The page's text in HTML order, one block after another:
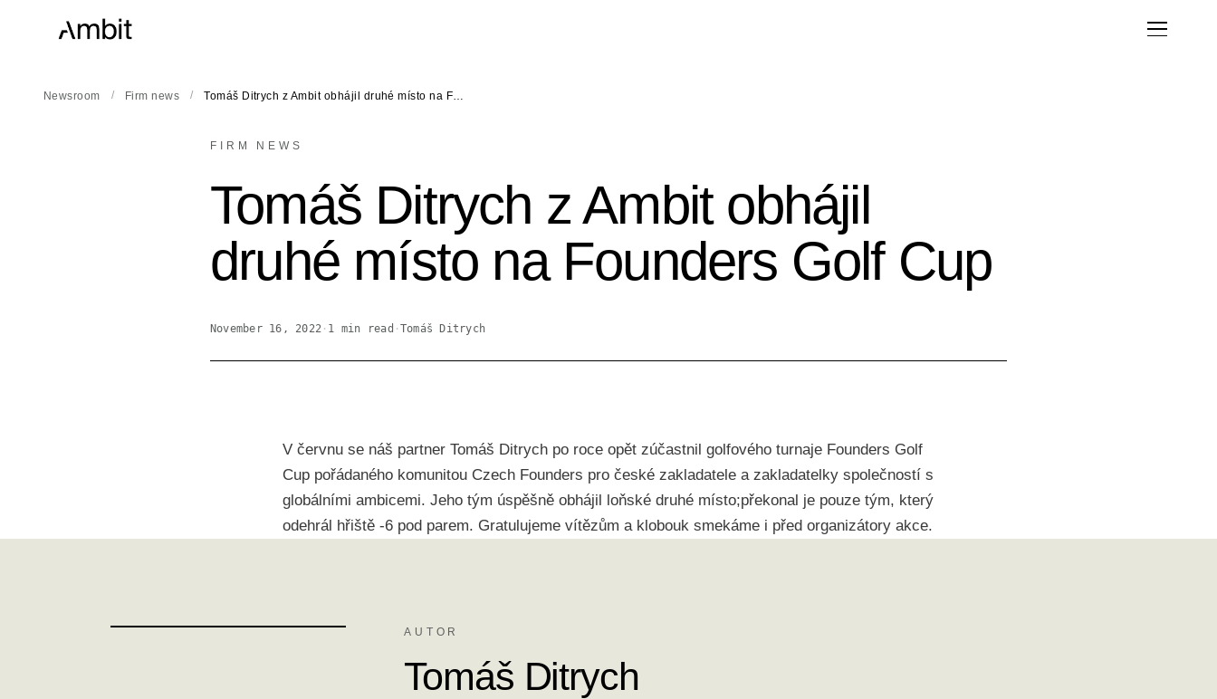
Newsroom / Firm news / Tomáš Ditrych z Ambit obhájil druhé místo na F…
FIRM NEWS
Tomáš Ditrych z Ambit obhájil
druhé místo na Founders Golf Cup
November 16, 2022 · 1 min read ·Tomáš Ditrych
V červnu se náš partner Tomáš Ditrych po roce opět zúčastnil golfového turnaje Founders Golf
Cup pořádaného komunitou Czech Founders pro české zakladatele a zakladatelky společností s
globálními ambicemi. Jeho tým úspěšně obhájil loňské druhé místo;překonal je pouze tým, který
odehrál hřiště -6 pod parem. Gratulujeme vítězům a klobouk smekáme i před organizátory akce.
AUTOR
Tomáš Ditrych